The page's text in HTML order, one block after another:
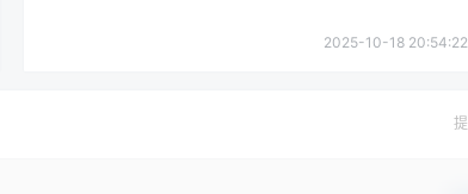
2025-10-18 20:54:22